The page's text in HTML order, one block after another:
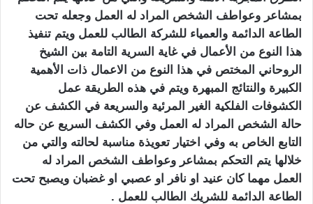
بمشاعر وعواطف الشخص المراد له العمل وجعله تحت
الطاعة الدائمة والعمياء للشركة الطالب للعمل ويتم تنفيذ
هذا النوع من الأعمال في غاية السرية التامة بين الشيخ
الروحاني المختص في هذا النوع من الاعمال ذات الأهمية
الكبيرة والنتائج المبهرة ويتم في هذه الطريقة عمل
الكشوفات الفلكية الغير المرئية والسريعة في الكشف عن
حالة الشخص المراد له العمل وفي الكشف السريع عن حاله
التابع الخاص به وفي اختيار تعويذة مناسبة لحالته والتي من
خلالها يتم التحكم بمشاعر وعواطف الشخص المراد له
العمل مهما كان عنيد او نافر او عصبي او غضبان ويصبح تحت
الطاعة الدائمة للشريك الطالب للعمل .